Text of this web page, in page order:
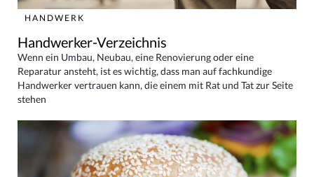
HANDWERK
Handwerker-Verzeichnis
Wenn ein Umbau, Neubau, eine Renovierung oder eine
Reparatur ansteht, ist es wichtig, dass man auf fachkundige
Handwerker vertrauen kann, die einem mit Rat und Tat zur Seite
stehen